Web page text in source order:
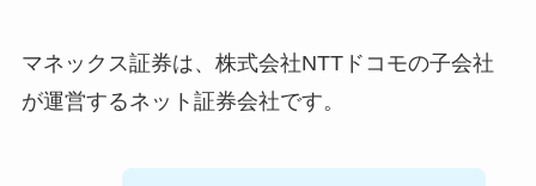
マネックス証券は、株式会社NTTドコモの子会社
が運営するネット証券会社です。